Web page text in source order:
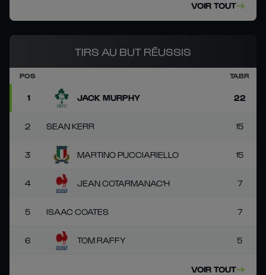
VOIR TOUT
TIRS AU BUT RÉUSSIS
POS TABR
1 JACK MURPHY 22
2 SEAN KERR 15
3 MARTINO PUCCIARIELLO 15
4 JEAN COTARMANAC'H 7
5 ISAAC COATES 7
6 TOM RAFFY 5
VOIR TOUT